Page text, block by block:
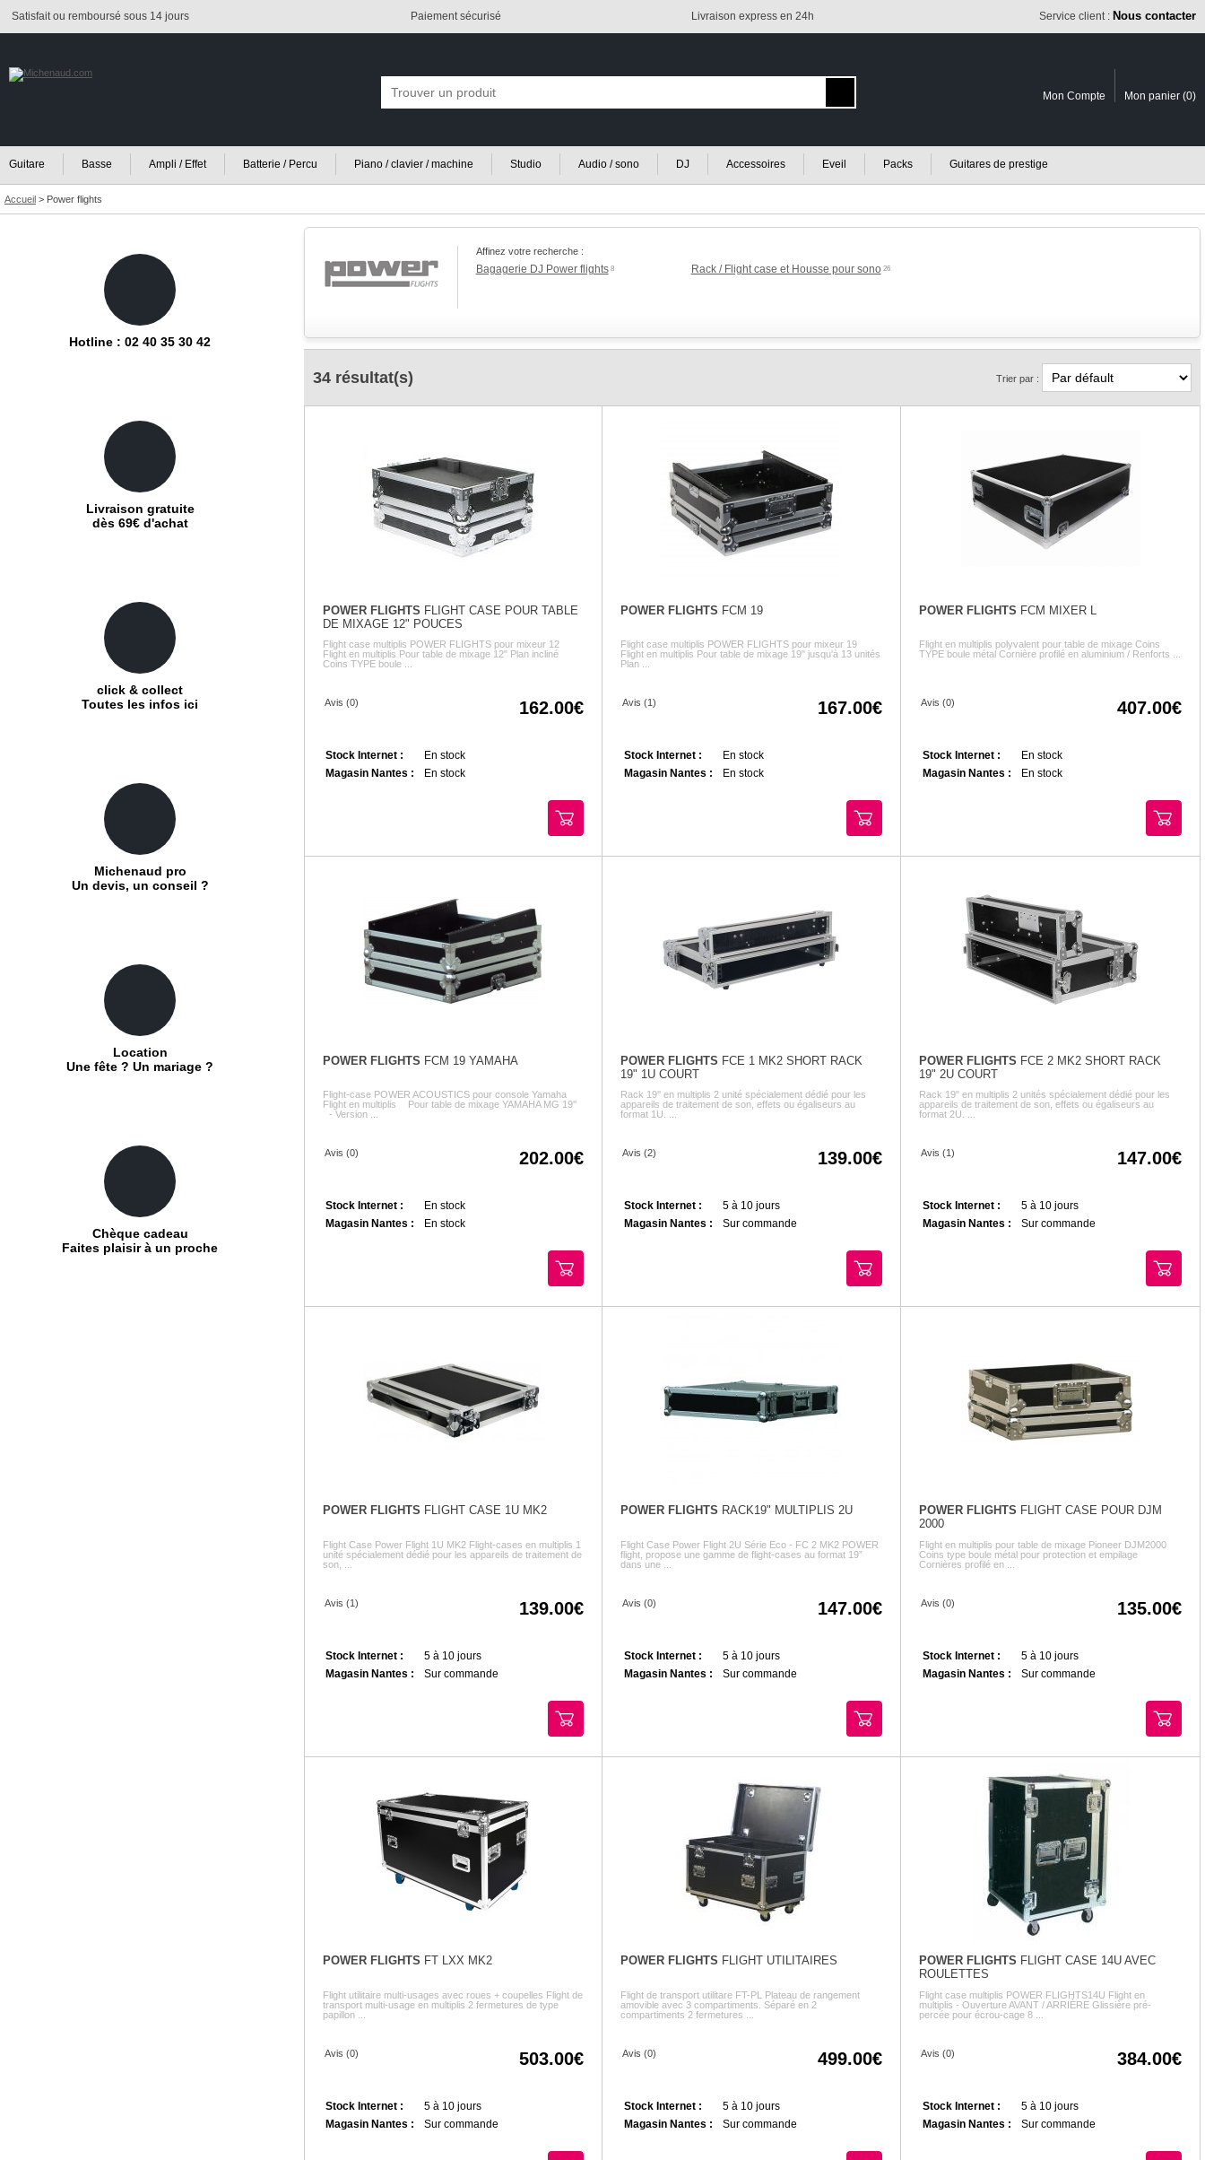
Satisfait ou remboursé sous 14 jours Paiement sécurisé Livraison express en 24h Service client : Nous contacter
Mon Compte Mon panier (0)
Guitare Basse Ampli / Effet Batterie / Percu Piano / clavier / machine Studio Audio / sono DJ Accessoires Eveil Packs Guitares de prestige
Accueil > Power flights
Affinez votre recherche :
Bagagerie DJ Power flights8 Rack / Flight case et Housse pour sono 26
34 résultat(s) Trier par :
POWER FLIGHTS FLIGHT CASE POUR TABLE
DE MIXAGE 12" POUCES
Flight case multiplis POWER FLIGHTS pour mixeur 12
Flight en multiplis Pour table de mixage 12" Plan incliné
Coins TYPE boule ...
Avis (0) 162.00
Stock Internet :
En stock
Magasin Nantes :
En stock
POWER FLIGHTS FCM 19
Flight case multiplis POWER FLIGHTS pour mixeur 19
Flight en multiplis Pour table de mixage 19" jusqu'à 13 unités
Plan ...
Avis (1) 167.00
Stock Internet :
En stock
Magasin Nantes :
En stock
POWER FLIGHTS FCM MIXER L
Flight en multiplis polyvalent pour table de mixage Coins
TYPE boule métal Cornière profilé en aluminium / Renforts ...
Avis (0) 407.00
Stock Internet :
En stock
Magasin Nantes :
En stock
POWER FLIGHTS FCM 19 YAMAHA
Flight-case POWER ACOUSTICS pour console Yamaha
Flight en multiplis Pour table de mixage YAMAHA MG 19''
- Version ...
Avis (0) 202.00
Stock Internet :
En stock
Magasin Nantes :
En stock
POWER FLIGHTS FCE 1 MK2 SHORT RACK
19" 1U COURT
Rack 19'' en multiplis 2 unité spécialement dédié pour les
appareils de traitement de son, effets ou égaliseurs au
format 1U. ...
Avis (2) 139.00
Stock Internet :
5 à 10 jours
Magasin Nantes :
Sur commande
POWER FLIGHTS FCE 2 MK2 SHORT RACK
19" 2U COURT
Rack 19" en multiplis 2 unités spécialement dédié pour les
appareils de traitement de son, effets ou égaliseurs au
format 2U. ...
Avis (1) 147.00
Stock Internet :
5 à 10 jours
Magasin Nantes :
Sur commande
POWER FLIGHTS FLIGHT CASE 1U MK2
Flight Case Power Flight 1U MK2 Flight-cases en multiplis 1
unité spécialement dédié pour les appareils de traitement de
son, ...
Avis (1) 139.00
Stock Internet :
5 à 10 jours
Magasin Nantes :
Sur commande
POWER FLIGHTS RACK19" MULTIPLIS 2U
Flight Case Power Flight 2U Série Eco - FC 2 MK2 POWER
flight, propose une gamme de flight-cases au format 19”
dans une ...
Avis (0) 147.00
Stock Internet :
5 à 10 jours
Magasin Nantes :
Sur commande
POWER FLIGHTS FLIGHT CASE POUR DJM
2000
Flight en multiplis pour table de mixage Pioneer DJM2000
Coins type boule métal pour protection et empilage
Cornières profilé en ...
Avis (0) 135.00
Stock Internet :
5 à 10 jours
Magasin Nantes :
Sur commande
POWER FLIGHTS FT LXX MK2
Flight utilitaire multi-usages avec roues + coupelles Flight de
transport multi-usage en multiplis 2 fermetures de type
papillon ...
Avis (0) 503.00
Stock Internet :
5 à 10 jours
Magasin Nantes :
Sur commande
POWER FLIGHTS FLIGHT UTILITAIRES
Flight de transport utilitare FT-PL Plateau de rangement
amovible avec 3 compartiments. Séparé en 2
compartiments 2 fermetures ...
Avis (0) 499.00
Stock Internet :
5 à 10 jours
Magasin Nantes :
Sur commande
POWER FLIGHTS FLIGHT CASE 14U AVEC
ROULETTES
Flight case multiplis POWER FLIGHTS14U Flight en
multiplis - Ouverture AVANT / ARRIÈRE Glissière pré-
percée pour écrou-cage 8 ...
Avis (0) 384.00
Stock Internet :
5 à 10 jours
Magasin Nantes :
Sur commande
Hotline : 02 40 35 30 42
Livraison gratuite
dès 69€ d'achat
click & collect
Toutes les infos ici
Michenaud pro
Un devis, un conseil ?
Location
Une fête ? Un mariage ?
Chèque cadeau
Faites plaisir à un proche